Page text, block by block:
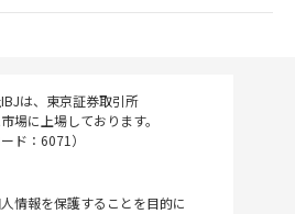
は、東京証券取引所
場に上場しております。
ド：6071）
情報を保護することを目的に